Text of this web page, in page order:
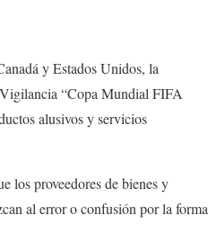
y Estados Unidos, la
“Copa Mundial FIFA
alusivos y servicios
los proveedores de bienes y
al error o confusión por la forma